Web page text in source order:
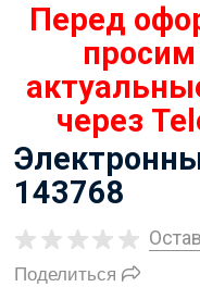
Перед
просим
через
143768
Поделиться